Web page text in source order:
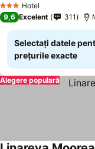
3 SteleHotel
9,6 Excelent 311
Selectați datele
prețurile exacte
Alegere populară